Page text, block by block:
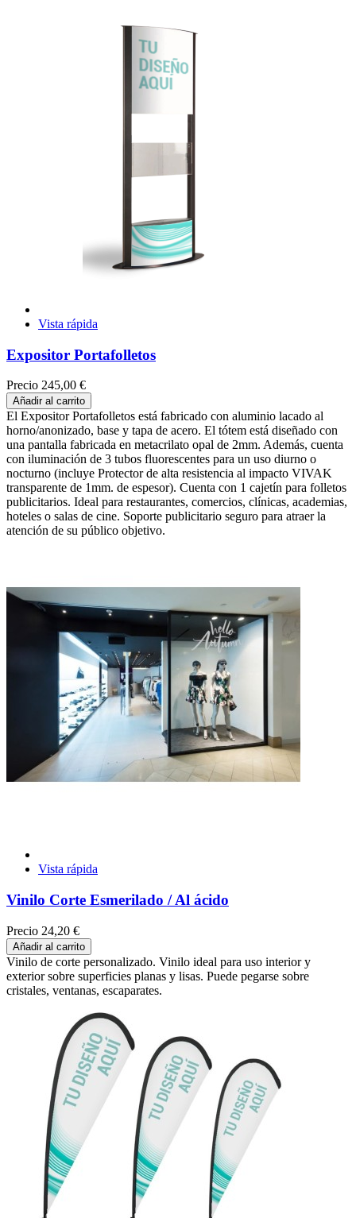
Vista rápida
Expositor Portafolletos
Precio 245,00 €
Añadir al carrito
El Expositor Portafolletos está fabricado con aluminio lacado al
horno/anonizado, base y tapa de acero. El tótem está diseñado con
una pantalla fabricada en metacrilato opal de 2mm. Además, cuenta
con iluminación de 3 tubos fluorescentes para un uso diurno o
nocturno (incluye Protector de alta resistencia al impacto VIVAK
transparente de 1mm. de espesor). Cuenta con 1 cajetín para folletos
publicitarios. Ideal para restaurantes, comercios, clínicas, academias,
hoteles o salas de cine. Soporte publicitario seguro para atraer la
atención de su público objetivo.
Vista rápida
Vinilo Corte Esmerilado / Al ácido
Precio 24,20 €
Añadir al carrito
Vinilo de corte personalizado. Vinilo ideal para uso interior y
exterior sobre superficies planas y lisas. Puede pegarse sobre
cristales, ventanas, escaparates.